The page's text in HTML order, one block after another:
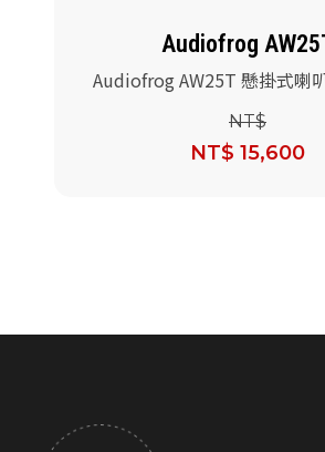
Audiofrog
Audiofrog AW25T 懸掛式喇
NT$
NT$ 15,600